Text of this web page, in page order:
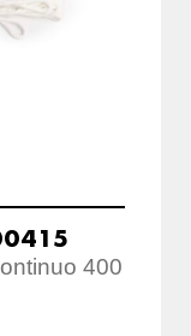
400